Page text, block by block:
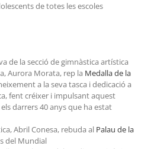
de totes les escoles
de la secció de gimnàstica artística
Aurora Morata, rep la Medalla de la
a la seva tasca i dedicació a
fent créixer i impulsant aquest
darrers 40 anys que ha estat
Abril Conesa, rebuda al Palau de la
del Mundial